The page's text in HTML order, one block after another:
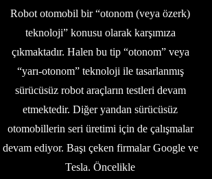
Robot otomobil bir “otonom (veya özerk)
teknoloji” konusu olarak karşımıza
çıkmaktadır. Halen bu tip “otonom” veya
“yarı-otonom” teknoloji ile tasarlanmış
sürücüsüz robot araçların testleri devam
etmektedir. Diğer yandan sürücüsüz
otomobillerin seri üretimi için de çalışmalar
devam ediyor. Başı çeken firmalar Google ve
Tesla. Öncelikle